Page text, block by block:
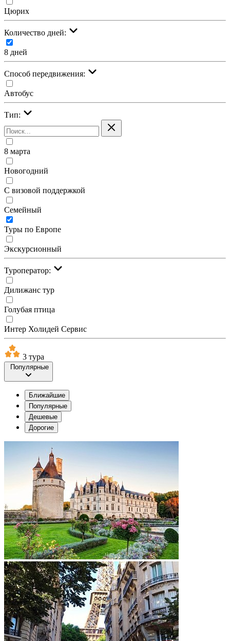
Цюрих
Количество дней:
8 дней
Cпособ передвижения:
Автобус
Тип:
8 марта
Новогодний
С визовой поддержкой
Семейный
Туры по Европе
Экскурсионный
Туроператор:
Дилижанс тур
Голубая птица
Интер Холидей Сервис
3 тура
Популярные
Ближайшие
Популярные
Дешевые
Дорогие